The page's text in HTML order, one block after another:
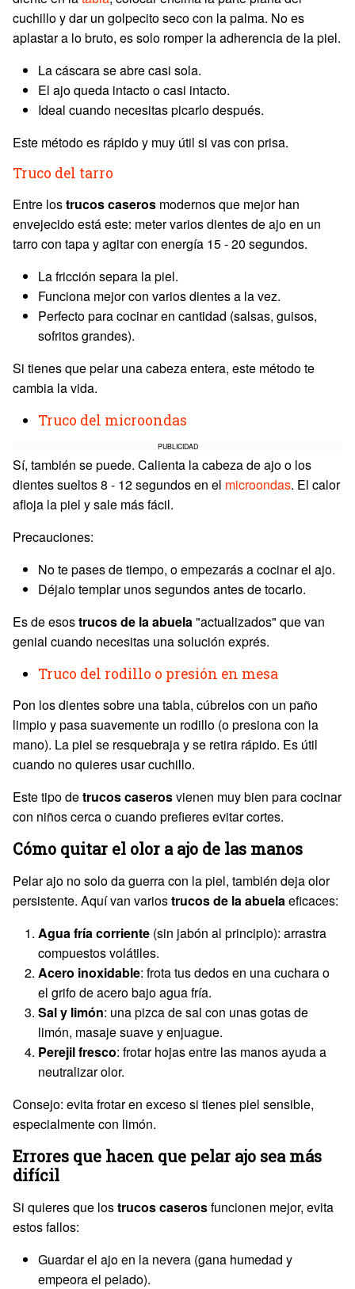
cuchillo y dar un golpecito seco con la palma. No es
aplastar a lo bruto, es solo romper la adherencia de la piel.
La cáscara se abre casi sola.
El ajo queda intacto o casi intacto.
Ideal cuando necesitas picarlo después.
Este método es rápido y muy útil si vas con prisa.
Truco del tarro
Entre lostrucos caseros modernos que mejor han
envejecido está este: meter varios dientes de ajo en un
tarro con tapa y agitar con energía 15 - 20 segundos.
La fricción separa la piel.
Funciona mejor con varios dientes a la vez.
Perfecto para cocinar en cantidad (salsas, guisos,
sofritos grandes).
Si tienes que pelar una cabeza entera, este método te
cambia la vida.
Truco del microondas
PUBLICIDAD
Sí, también se puede. Calienta la cabeza de ajo o los
dientes sueltos 8 - 12 segundos en el microondas. El calor
afloja la piel y sale más fácil.
Precauciones:
No te pases de tiempo, o empezarás a cocinar el ajo.
Déjalo templar unos segundos antes de tocarlo.
Es de esostrucos de la abuela"actualizados" que van
genial cuando necesitas una solución exprés.
Truco del rodillo o presión en mesa
Pon los dientes sobre una tabla, cúbrelos con un paño
limpio y pasa suavemente un rodillo (o presiona con la
mano). La piel se resquebraja y se retira rápido. Es útil
cuando no quieres usar cuchillo.
Este tipo detrucos caserosvienen muy bien para cocinar
con niños cerca o cuando prefieres evitar cortes.
Cómo quitar el olor a ajo de las manos
Pelar ajo no solo da guerra con la piel, también deja olor
persistente. Aquí van variostrucos de la abuelaeficaces:
Agua fría corriente (sin jabón al principio): arrastra
compuestos volátiles.
Acero inoxidable: frota tus dedos en una cuchara o
el grifo de acero bajo agua fría.
Sal y limón: una pizca de sal con unas gotas de
limón, masaje suave y enjuague.
Perejil fresco: frotar hojas entre las manos ayuda a
neutralizar olor.
Consejo: evita frotar en exceso si tienes piel sensible,
especialmente con limón.
Errores que hacen que pelar ajo sea más
difícil
Si quieres que lostrucos caserosfuncionen mejor, evita
estos fallos:
Guardar el ajo en la nevera (gana humedad y
empeora el pelado).